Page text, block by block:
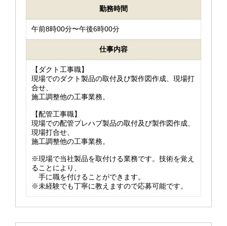
勤務時間
午前8時00分〜午後6時00分
仕事内容
【ダクト工事職】
現場でのダクト製品の取付及び製作図作成、現場打
合せ、
施工調整他の工事業務。
【配管工事職】
現場での配管プレハブ製品の取付及び製作図作成、
現場打合せ、
施工調整他の工事業務。
※現場で当社製品を取付ける業務です。技術を覚え
ることにより、
手に職を付けることができます。
※未経験でも丁寧に教えますので応募可能です。